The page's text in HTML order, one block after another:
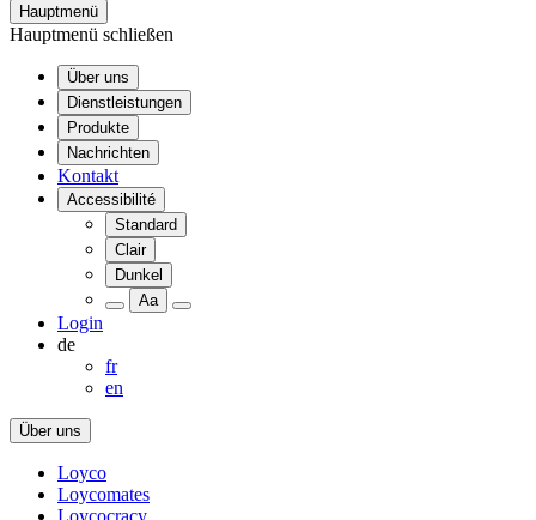
Hauptmenü
Hauptmenü schließen
Über uns
Dienstleistungen
Produkte
Nachrichten
Kontakt
Accessibilité
Standard
Clair
Dunkel
Aa
Login
de
fr
en
Über uns
Loyco
Loycomates
Loycocracy